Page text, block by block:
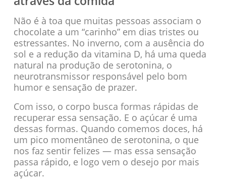
Não é à toa que muitas pessoas associam o
chocolate a um “carinho” em dias tristes ou
estressantes. No inverno, com a ausência do
sol e a redução da vitamina D, há uma queda
natural na produção de serotonina, o
neurotransmissor responsável pelo bom
humor e sensação de prazer.
Com isso, o corpo busca formas rápidas de
recuperar essa sensação. E o açúcar é uma
dessas formas. Quando comemos doces, há
um pico momentâneo de serotonina, o que
nos faz sentir felizes — mas essa sensação
passa rápido, e logo vem o desejo por mais
açúcar.